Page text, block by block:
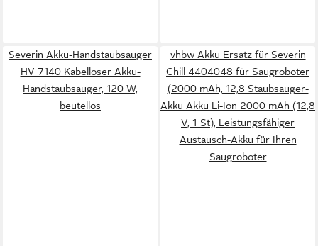
Severin Akku-Handstaubsauger
HV 7140 Kabelloser Akku-
Handstaubsauger, 120 W,
beutellos
vhbw Akku Ersatz für Severin
Chill 4404048 für Saugroboter
(2000 mAh, 12,8 Staubsauger-
Akku Akku Li-Ion 2000 mAh (12,8
V, 1 St), Leistungsfähiger
Austausch-Akku für Ihren
Saugroboter